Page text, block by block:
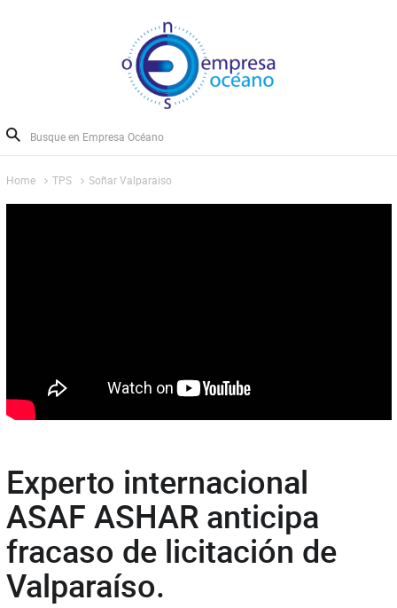
Home TPS Soñar Valparai­so
Experto internacional
ASAF ASHAR anticipa
fracaso de licitación de
Valparaíso.